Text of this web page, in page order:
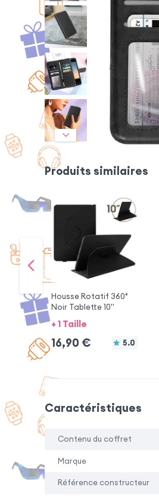
Produits similaires
Housse Rotatif 360°
Noir Tablette 10"
+ 1 Taille
16,90 € 5.0
Caractéristiques
Contenu du coffret
Marque
Référence constructeur